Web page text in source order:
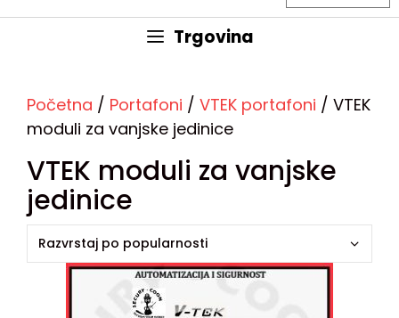
Trgovina
Početna / Portafoni / VTEK portafoni / VTEK
moduli za vanjske jedinice
VTEK moduli za vanjske
jedinice